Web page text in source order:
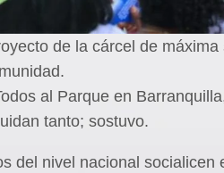
de la cárcel de
al Parque en
tanto; sostuvo.
del nivel nacional socialicen